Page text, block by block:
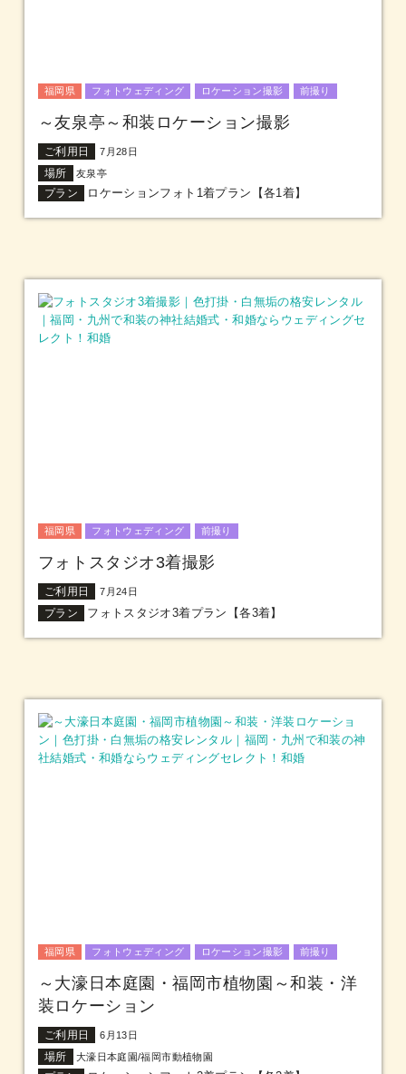
福岡県 フォトウェディング ロケーション撮影 前撮り
～友泉亭～和装ロケーション撮影
ご利用日 7月28日
場所 友泉亭
プラン ロケーションフォト1着プラン【各1着】
福岡県 フォトウェディング 前撮り
フォトスタジオ3着撮影
ご利用日 7月24日
プラン フォトスタジオ3着プラン【各3着】
福岡県 フォトウェディング ロケーション撮影 前撮り
～大濠日本庭園・福岡市植物園～和装・洋
装ロケーション
ご利用日 6月13日
場所 大濠日本庭園/福岡市動植物園